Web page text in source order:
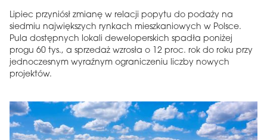
Lipiec przyniósł zmianę w relacji popytu do podaży na
siedmiu największych rynkach mieszkaniowych w Polsce.
Pula dostępnych lokali deweloperskich spadła poniżej
progu 60 tys., a sprzedaż wzrosła o 12 proc. rok do roku przy
jednoczesnym wyraźnym ograniczeniu liczby nowych
projektów.